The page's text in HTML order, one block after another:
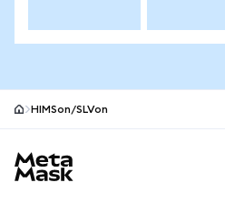
HIMSon/SLVon